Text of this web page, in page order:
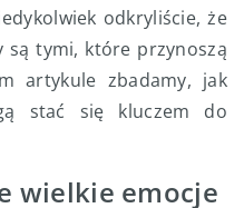
odkryliście, że
są tymi, które przynoszą
artykule zbadamy, jak
stać się kluczem do
wielkie emocje